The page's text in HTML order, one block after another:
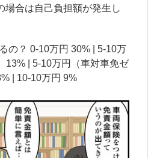
場合は自己負担額が発生し